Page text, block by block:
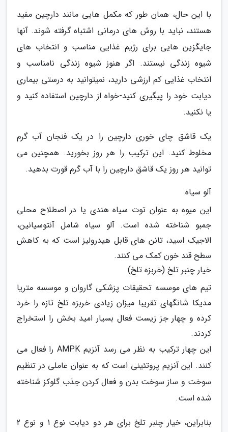
با این حال، همان طور که مکمل هایی مانند دارچین مفید
هستند، نباید با روش های درمانی اشتباه گرفته شوند. آنها
جایگزین هایی برای رژیم غذایی مناسب و انتخاب های
شیوه زندگی نیستند. اگر هنوز شیوه زندگی نامناسب و
انتخاب غذایی کم ارزشی دارید، نمیتوانید به درستی بیماری
دیابت خود را پیگیری کنید-خواه از دارچین استفاده کنید و
یا نکنید.
یک قاشق چای خوری دارچین را در یک فنجان آب گرم
مخلوط کنید. این ترکیب را هر روز بخورید. همچنین می
توانید هر روز یک قاشق دارچین را با آب گرم قورت بدهید.
آلو سیاه
این میوه به عنوان توت سیاه هندی یا در اصطلاح محلی
جمبو شناخته شده است. آلو سیاه شامل آنتوسیانین،
الاجیک اسید، تانن های قابل هیدرولیز است که به کاهش
سطح قند خون کمک می کنند.
خیار چنبر تلخ (خربزه تلخ)
تیم های موسسه تحقیقات پزشکی گاروان و موسسه متریا
مدیکا شانگهای تقریبا میزان زیادی خربزه تلخ تازه را خرد
کرده و چهار جز زیست فعال بسیار امید بخش را استخراج
کردند.
این چهار ترکیب به نظر می رسد آنزیم AMPK را فعال می
کنند. این آنزیم پروتئینی است که به عنوان عاملی در تنظیم
سوخت و ساز سوخت بدن و فعال کردن جذب گلوکز شناخته
شده است.
بنابراین، خیار چنبر تلخ برای هر دو دیابت نوع 1 و نوع 2